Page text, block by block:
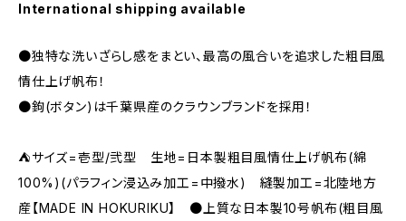
International shipping available
●独特な洗いざらし感をまとい、最高の風合いを追求した粗目風
情仕上げ帆布！
●鉤(ボタン)は千葉県産のクラウンブランドを採用！
⛺サイズ=壱型/弐型 生地=日本製粗目風情仕上げ帆布(綿
100%)(パラフィン浸込み加工=中撥水) 縫製加工=北陸地方
産【MADE IN HOKURIKU】 ●上質な日本製10号帆布(粗目風